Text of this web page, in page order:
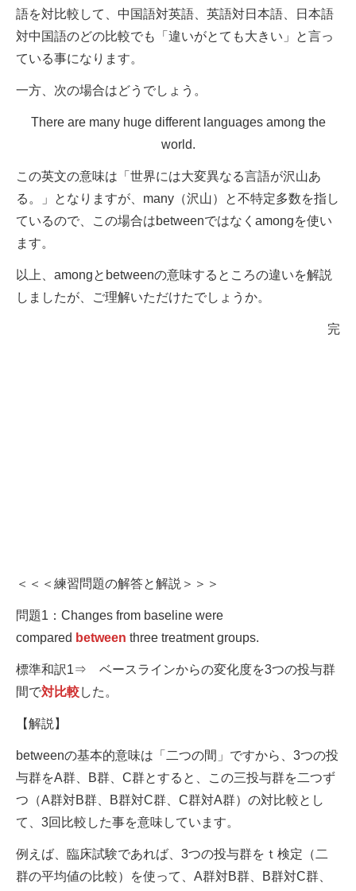
語を対比較して、中国語対英語、英語対日本語、日本語
対中国語のどの比較でも「違いがとても大きい」と言っ
ている事になります。
一方、次の場合はどうでしょう。
There are many huge different languages among the
world.
この英文の意味は「世界には大変異なる言語が沢山あ
る。」となりますが、many（沢山）と不特定多数を指し
ているので、この場合はbetweenではなくamongを使い
ます。
以上、amongとbetweenの意味するところの違いを解説
しましたが、ご理解いただけたでしょうか。
完
＜＜＜練習問題の解答と解説＞＞＞
問題1：Changes from baseline were
compared between three treatment groups.
標準和訳1⇒ ベースラインからの変化度を3つの投与群
間で対比較した。
【解説】
betweenの基本的意味は「二つの間」ですから、3つの投
与群をA群、B群、C群とすると、この三投与群を二つず
つ（A群対B群、B群対C群、C群対A群）の対比較とし
て、3回比較した事を意味しています。
例えば、臨床試験であれば、3つの投与群をｔ検定（二
群の平均値の比較）を使って、A群対B群、B群対C群、